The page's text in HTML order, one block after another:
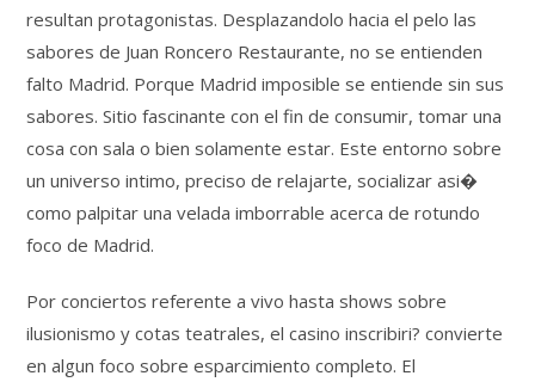
resultan protagonistas. Desplazandolo hacia el pelo las
sabores de Juan Roncero Restaurante, no se entienden
falto Madrid. Porque Madrid imposible se entiende sin sus
sabores. Sitio fascinante con el fin de consumir, tomar una
cosa con sala o bien solamente estar. Este entorno sobre
un universo intimo, preciso de relajarte, socializar asi�
como palpitar una velada imborrable acerca de rotundo
foco de Madrid.
Por conciertos referente a vivo hasta shows sobre
ilusionismo y cotas teatrales, el casino inscribiri? convierte
en algun foco sobre esparcimiento completo. El